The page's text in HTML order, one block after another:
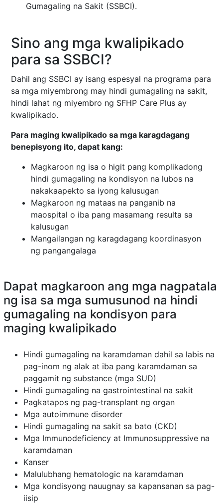
Gumagaling na Sakit (SSBCI).
Sino ang mga kwalipikado
para sa SSBCI?
Dahil ang SSBCI ay isang espesyal na programa para
sa mga miyembrong may hindi gumagaling na sakit,
hindi lahat ng miyembro ng SFHP Care Plus ay
kwalipikado.
Para maging kwalipikado sa mga karagdagang
benepisyong ito, dapat kang:
Magkaroon ng isa o higit pang komplikadong
hindi gumagaling na kondisyon na lubos na
nakakaapekto sa iyong kalusugan
Magkaroon ng mataas na panganib na
maospital o iba pang masamang resulta sa
kalusugan
Mangailangan ng karagdagang koordinasyon
ng pangangalaga
Dapat magkaroon ang mga nagpatala
ng isa sa mga sumusunod na hindi
gumagaling na kondisyon para
maging kwalipikado
Hindi gumagaling na karamdaman dahil sa labis na
pag-inom ng alak at iba pang karamdaman sa
paggamit ng substance (mga SUD)
Hindi gumagaling na gastrointestinal na sakit
Pagkatapos ng pag-transplant ng organ
Mga autoimmune disorder
Hindi gumagaling na sakit sa bato (CKD)
Mga Immunodeficiency at Immunosuppressive na
karamdaman
Kanser
Malulubhang hematologic na karamdaman
Mga kondisyong nauugnay sa kapansanan sa pag-
iisip